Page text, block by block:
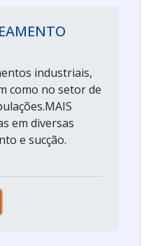
industriais,
como no setor de
em diversas
e sucção.